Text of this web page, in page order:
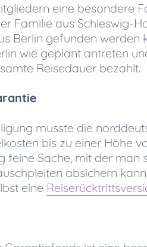
eine besondere
Familie aus Schleswig-
Berlin gefunden werden
wie geplant antreten
Reisedauer bezahlt.
musste die
bis zu einer Höhe
feine Sache, mit der man
absichern
eine